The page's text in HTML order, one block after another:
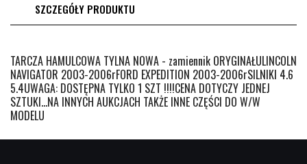
SZCZEGÓŁY PRODUKTU
TARCZA HAMULCOWA TYLNA NOWA - zamiennik ORYGINAŁULINCOLN
NAVIGATOR 2003-2006rFORD EXPEDITION 2003-2006rSILNIKI 4.6
5.4UWAGA: DOSTĘPNA TYLKO 1 SZT !!!!CENA DOTYCZY JEDNEJ
SZTUKI...NA INNYCH AUKCJACH TAKŻE INNE CZĘŚCI DO W/W
MODELU